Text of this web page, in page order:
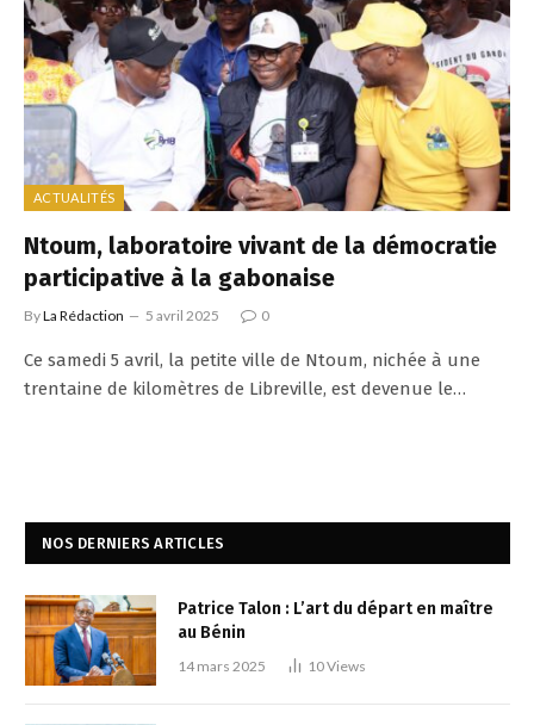
ACTUALITÉS
Ntoum, laboratoire vivant de la démocratie
participative à la gabonaise
ByLa Rédaction 5 avril 2025 0
Ce samedi 5 avril, la petite ville de Ntoum, nichée à une
trentaine de kilomètres de Libreville, est devenue le…
NOS DERNIERS ARTICLES
Patrice Talon : L’art du départ en maître
au Bénin
14 mars 2025 10Views